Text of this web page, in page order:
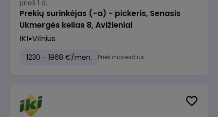
prieš 1 d.
Prekių surinkėjas (-a) - pickeris, Senasis
Ukmergės kelias 8, Avižieniai
IKI Vilnius
1230 - 1968 €/mėn. Prieš mokesčius